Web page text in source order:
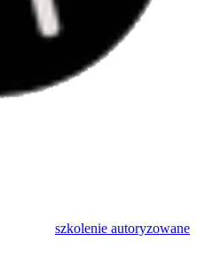
szkolenie autoryzowane